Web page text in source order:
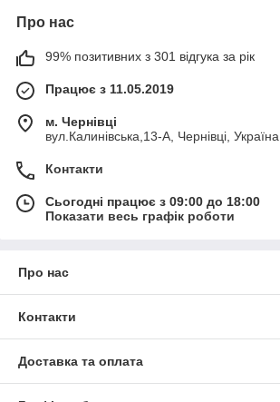
Про нас
99% позитивних з 301 відгука за рік
Працює з 11.05.2019
м. Чернівці
вул.Калинівська,13-А, Чернівці, Україна
Контакти
Сьогодні працює з 09:00 до 18:00
Показати весь графік роботи
Про нас
Контакти
Доставка та оплата